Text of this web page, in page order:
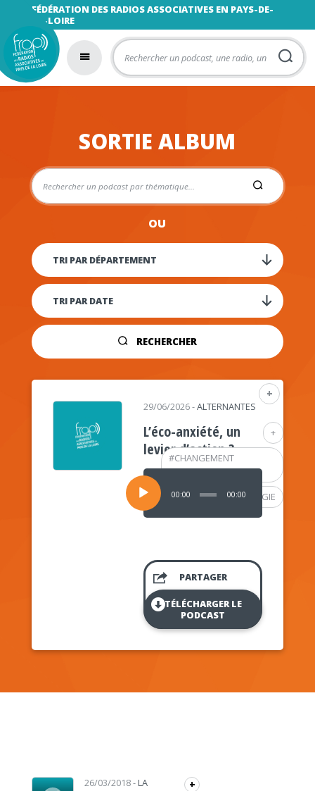
FÉDÉRATION DES RADIOS ASSOCIATIVES EN PAYS-DE-
LA-LOIRE
SORTIE ALBUM
OU
RECHERCHER
+
+
#CHANGEMENT
CLIMATIQUE
#PSYCHOLOGIE
29/06/2026-ALTERNANTES
L’éco-anxiété, un
levier d’action ?
Lecteur
audio
00:00 00:00
PARTAGER
TÉLÉCHARGER LE
PODCAST
Lecteur audio 26/03/2018- LA
+